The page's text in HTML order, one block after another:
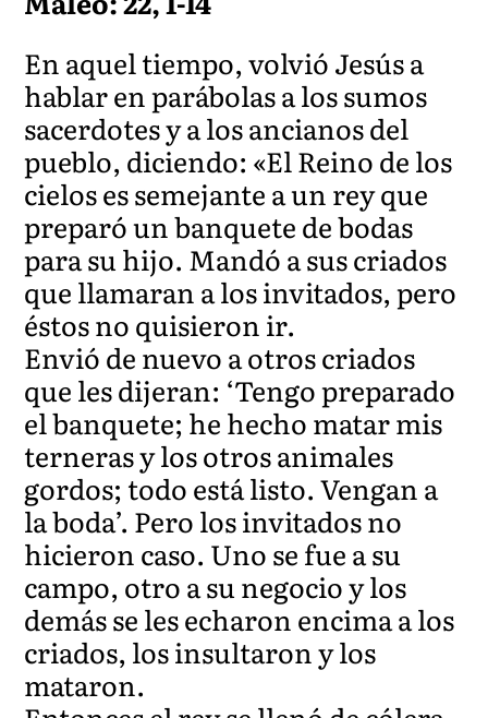
En aquel tiempo, volvió Jesús a
hablar en parábolas a los sumos
sacerdotes y a los ancianos del
pueblo, diciendo: «El Reino de los
cielos es semejante a un rey que
preparó un banquete de bodas
para su hijo. Mandó a sus criados
que llamaran a los invitados, pero
éstos no quisieron ir.
Envió de nuevo a otros criados
que les dijeran: ‘Tengo preparado
el banquete; he hecho matar mis
terneras y los otros animales
gordos; todo está listo. Vengan a
la boda’. Pero los invitados no
hicieron caso. Uno se fue a su
campo, otro a su negocio y los
demás se les echaron encima a los
criados, los insultaron y los
mataron.